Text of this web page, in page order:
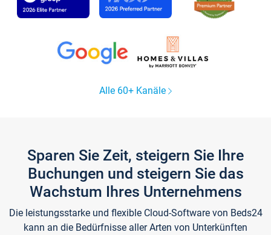
Alle 60+ Kanäle
Sparen Sie Zeit, steigern Sie Ihre
Buchungen und steigern Sie das
Wachstum Ihres Unternehmens
Die leistungsstarke und flexible Cloud-Software von Beds24
kann an die Bedürfnisse aller Arten von Unterkünften